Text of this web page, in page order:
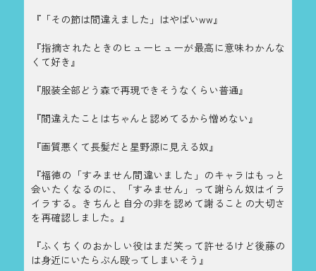
『「その節は間違えました」はやばいww』
『指摘されたときのヒューヒューが最高に意味わかんな
くて好き』
『服装全部どう森で再現できそうなくらい普通』
『間違えたことはちゃんと認めてるから憎めない』
『画質悪くて長髪だと星野源に見える奴』
『福徳の「すみません間違いました」のキャラはもっと
会いたくなるのに、「すみません」って謝らん奴はイラ
イラする。きちんと自分の非を認めて謝ることの大切さ
を再確認しました。』
『ふくちくのおかしい役はまだ笑って許せるけど後藤の
は身近にいたらぶん殴ってしまいそう』